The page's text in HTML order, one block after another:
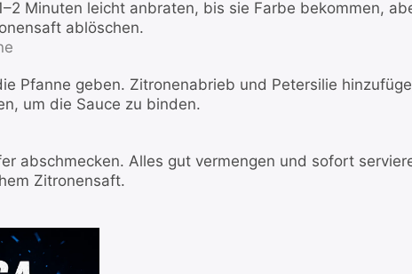
Minuten leicht anbraten, bis sie Farbe bekommen,
ablöschen.
Pfanne geben. Zitronenabrieb und Petersilie
um die Sauce zu binden.
abschmecken. Alles gut vermengen und sofort
Zitronensaft.